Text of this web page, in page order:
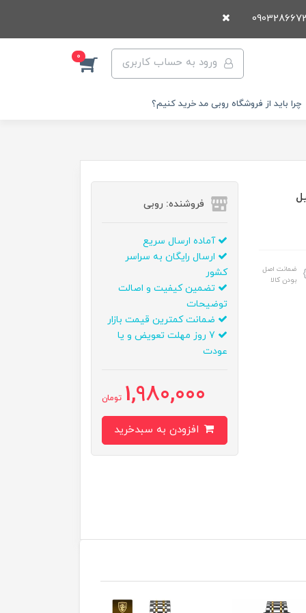
ورود به حساب کاربری 0
چرا باید از فروشگاه روبی مد خرید کنیم؟
ضمانت اصل
بودن کالا
فروشنده: روبی
آماده ارسال سریع
ارسال رایگان به سراسر
کشور
تضمین کیفیت و اصالت
توضیحات
ضمانت کمترین قیمت بازار
7 روز مهلت تعویض و یا
عودت
1,980,000 تومان